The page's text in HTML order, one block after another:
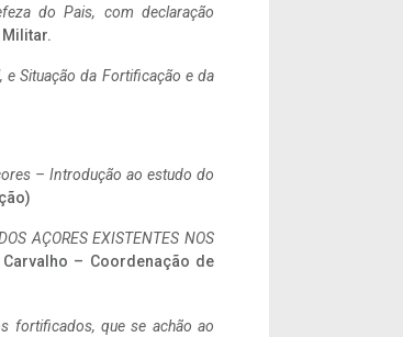
do Pais, com declaração
Situação da Fortificação e da
– Introdução ao estudo do
AÇORES EXISTENTES NOS
– Coordenação de
fortificados, que se achão ao